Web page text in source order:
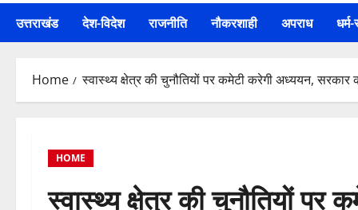
उत्तराखंड देश-विदेश राजनीति नौकरशाही अपराध
Home स्वास्थ्य क्षेत्र की चुनौतियों पर कमेटी करेगी अध्ययन, सरकार
HOME
स्वास्थ्य क्षेत्र की चुनौतियों